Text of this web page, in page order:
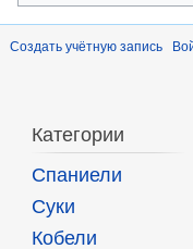
Создать учётную запись
Категории
Спаниели
Суки
Кобели